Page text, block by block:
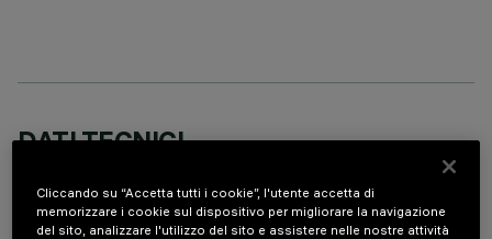
DATI TECNICI
DESCRIZIONE
Cliccando su “Accetta tutti i cookie”, l'utente accetta di
memorizzare i cookie sul dispositivo per migliorare la navigazione
del sito, analizzare l'utilizzo del sito e assistere nelle nostre attività